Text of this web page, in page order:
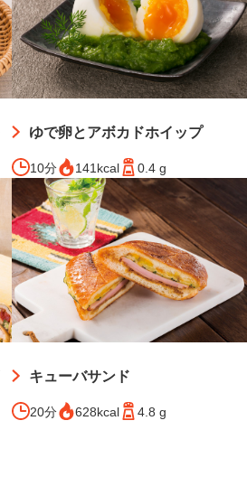
ゆで卵とアボカドホイップ
10分 141kcal 0.4 g
キューバサンド
20分 628kcal 4.8 g